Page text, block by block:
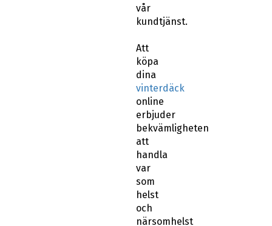
Att
dina
vinterdäck
online
erbjuder
bekvämligheten
att
handla
var
som
helst
och
närsomhelst
och
ofta